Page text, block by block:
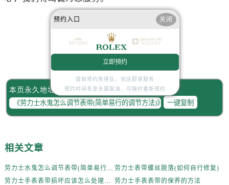
赞一下 去提问
本页永久地址：
一键复制
相关文章
劳力士水鬼怎么调节表带(简单易行的调节方法) 劳力士表带螺丝脱落(如何自行修复)
劳力士手表表带损坏应该怎么处理（劳力士手表的表带损坏的处理办法）
劳力士手表表带的保养的方法
预约入口 关闭
立即预约
提前预约免排队，到店即享服务
预约时间有变无需取消，可随时重新预约